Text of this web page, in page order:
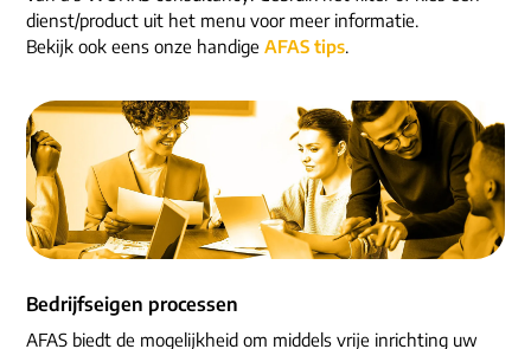
onze experts
ons dna
vestigingen
social media
dienst/product uit het menu voor meer informatie.
Bekijk ook eens onze handige AFAS tips.
Bedrijfseigen processen
AFAS biedt de mogelijkheid om middels vrije inrichting uw